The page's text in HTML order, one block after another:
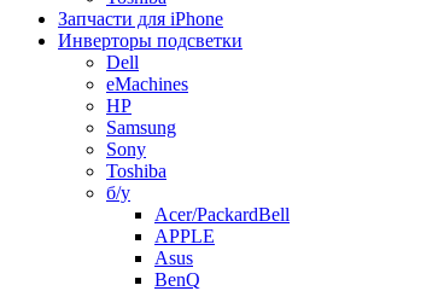
Запчасти для iPhone
Инверторы подсветки
Dell
eMachines
HP
Samsung
Sony
Toshiba
б/у
Acer/PackardBell
APPLE
Asus
BenQ